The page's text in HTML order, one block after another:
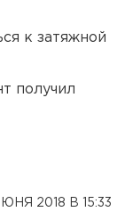
к затяжной
получил
2018 В 15:33